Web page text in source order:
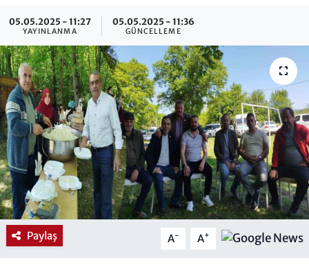
05.05.2025 - 11:27
YAYINLANMA
05.05.2025 - 11:36
GÜNCELLEME
Paylaş A- A+